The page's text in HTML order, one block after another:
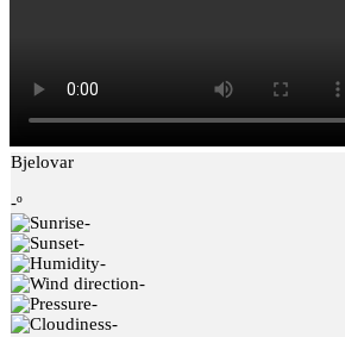
Bjelovar
-º
-
-
-
-
-
-